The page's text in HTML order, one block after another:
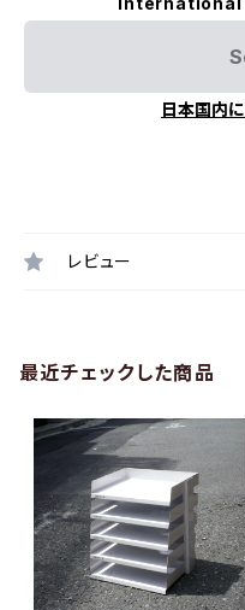
日本国内
レビュー
最近チェックした商品